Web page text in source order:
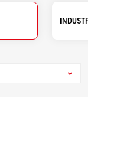
INDUSTRIELLES